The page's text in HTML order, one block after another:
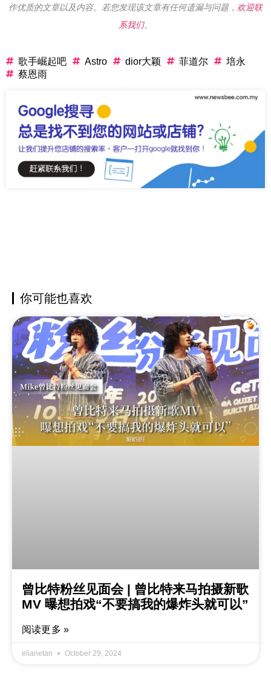
作优质的文章以及内容。若您发现该文章有任何遗漏与问题， 欢迎联
系我们。
歌手崛起吧 Astro dior大颖 菲道尔
培永
蔡恩雨
你可能也喜欢
曾比特粉丝见面会 | 曾比特来马拍摄新歌
MV 曝想拍戏“不要搞我的爆炸头就可以”
阅读更多 »
elianetan October 29, 2024